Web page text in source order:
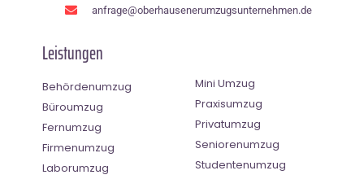
anfrage@oberhausenerumzugsunternehmen.de
Leistungen
Behördenumzug
Büroumzug
Fernumzug
Firmenumzug
Laborumzug
Mini Umzug
Praxisumzug
Privatumzug
Seniorenumzug
Studentenumzug